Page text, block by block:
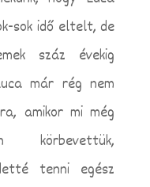
sok idő eltelt, de
száz évekig
már rég nem
amikor mi még
körbevettük,
tenni egész